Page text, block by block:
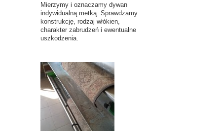
Mierzymy i oznaczamy dywan
indywidualną metką. Sprawdzamy
konstrukcję, rodzaj włókien,
charakter zabrudzeń i ewentualne
uszkodzenia.